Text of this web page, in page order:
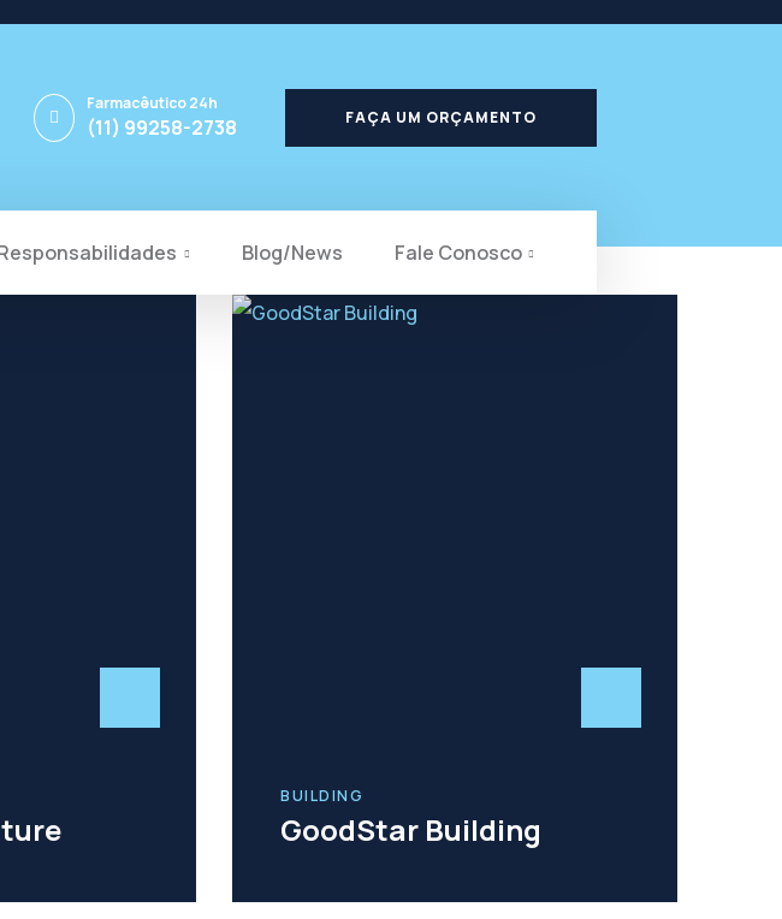
Farmacêutico 24h
(11) 99258-2738 FAÇA UM ORÇAMENTO
Blog/News Fale Conosco
BUILDING
GoodStar Building